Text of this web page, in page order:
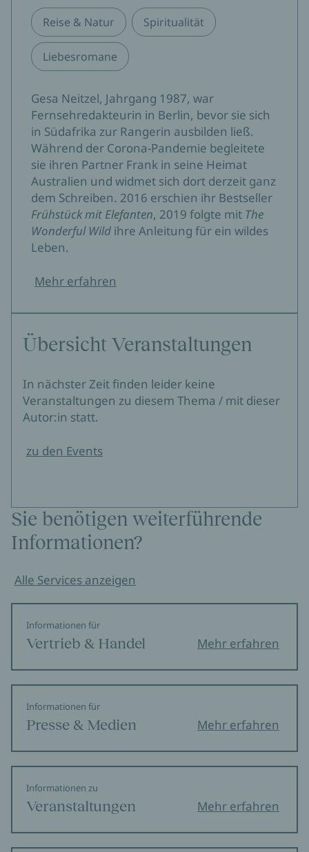
Reise & Natur Spiritualität
Liebesromane
Gesa Neitzel, Jahrgang 1987, war
Fernsehredakteurin in Berlin, bevor sie sich
in Südafrika zur Rangerin ausbilden ließ.
Während der Corona-Pandemie begleitete
sie ihren Partner Frank in seine Heimat
Australien und widmet sich dort derzeit ganz
dem Schreiben. 2016 erschien ihr Bestseller
Frühstück mit Elefanten, 2019 folgte mit The
Wonderful Wild ihre Anleitung für ein wildes
Leben.
Mehr erfahren
Übersicht Veranstaltungen
In nächster Zeit finden leider keine
Veranstaltungen zu diesem Thema / mit dieser
Autor:in statt.
zu den Events
Sie benötigen weiterführende
Informationen?
Alle Services anzeigen
Informationen für
Vertrieb & Handel Mehr erfahren
Informationen für
Presse & Medien Mehr erfahren
Informationen zu
Veranstaltungen Mehr erfahren